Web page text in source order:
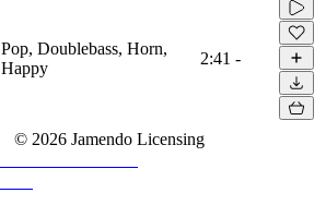
Pop, Doublebass, Horn,
Happy
2:41 -
© 2026 Jamendo Licensing